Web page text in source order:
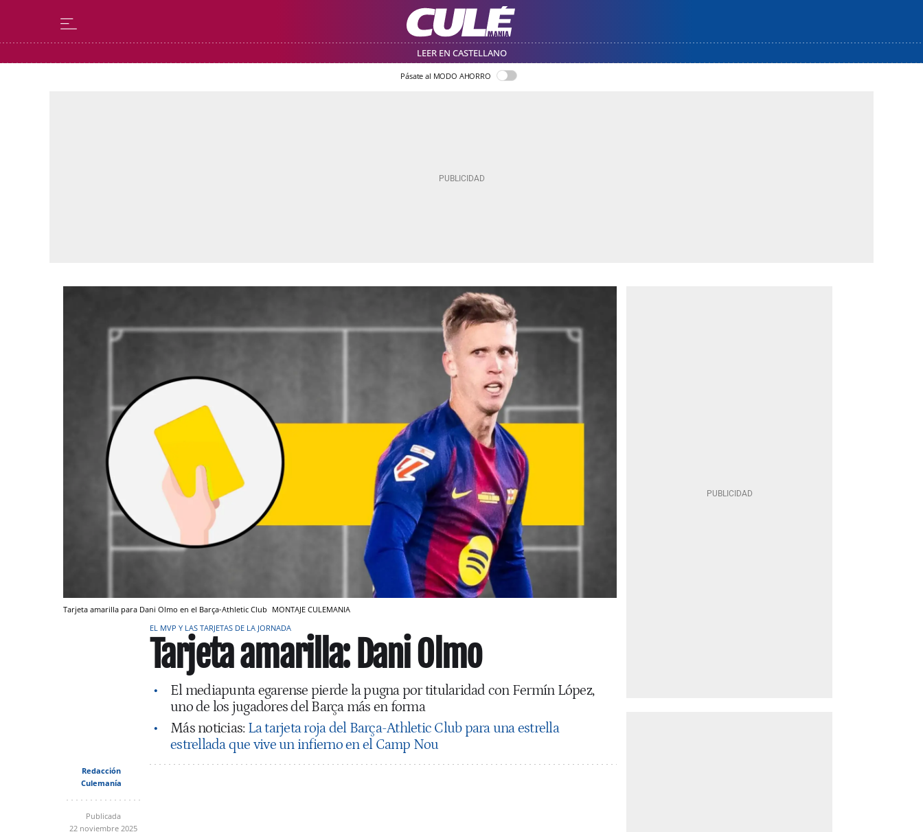
LEER EN CASTELLANO
Pásate al MODO AHORRO
Tarjeta amarilla para Dani Olmo en el Barça-Athletic Club MONTAJE CULEMANIA
EL MVP Y LAS TARJETAS DE LA JORNADA
Tarjeta amarilla: Dani Olmo
El mediapunta egarense pierde la pugna por titularidad con Fermín López,
uno de los jugadores del Barça más en forma
Más noticias: La tarjeta roja del Barça-Athletic Club para una estrella
estrellada que vive un infierno en el Camp Nou
Redacción
Culemanía
Publicada
22 noviembre 2025